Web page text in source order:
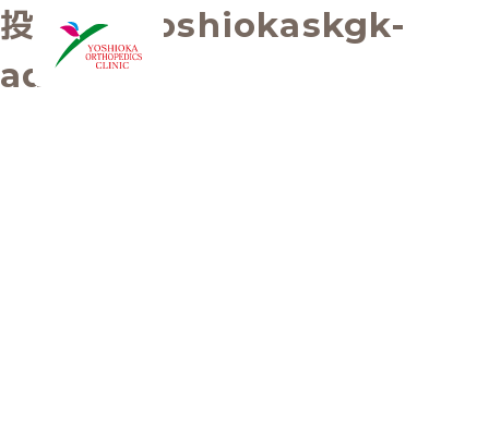
投稿者:
yoshiokaskgk-
admin